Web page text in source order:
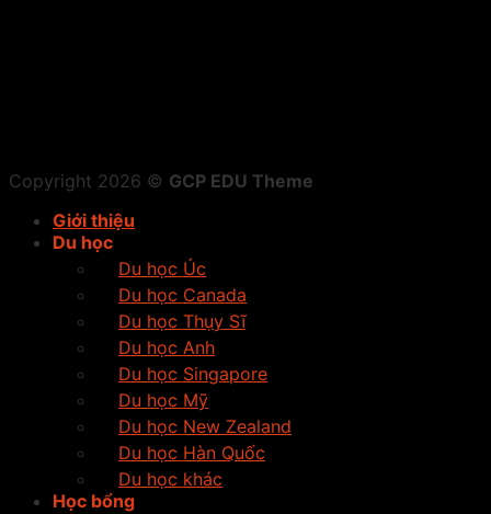
Copyright 2026 © GCP EDU Theme
Giới thiệu
Du học
Du học Úc
Du học Canada
Du học Thụy Sĩ
Du học Anh
Du học Singapore
Du học Mỹ
Du học New Zealand
Du học Hàn Quốc
Du học khác
Học bổng